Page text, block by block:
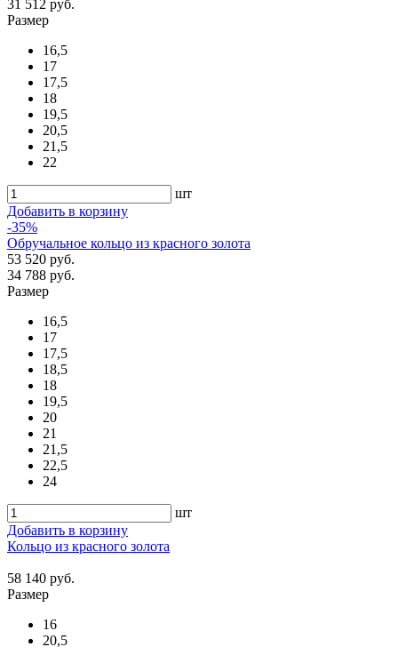
31 512 руб.
Размер
16,5
17
17,5
18
19,5
20,5
21,5
22
шт
Добавить в корзину
-35%
Обручальное кольцо из красного золота
53 520 руб.
34 788 руб.
Размер
16,5
17
17,5
18,5
18
19,5
20
21
21,5
22,5
24
шт
Добавить в корзину
Кольцо из красного золота
58 140 руб.
Размер
16
20,5